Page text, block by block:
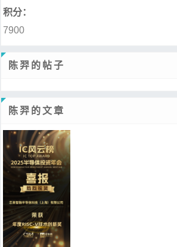
积分：
7900
陈羿的帖子
陈羿的文章